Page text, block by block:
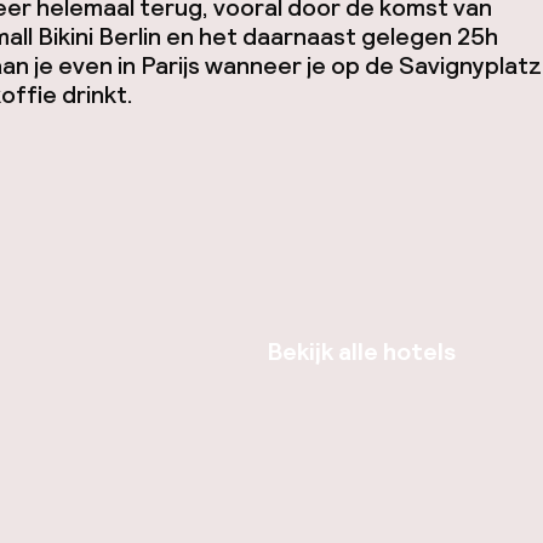
helemaal terug, vooral door de komst van
Bikini Berlin en het daarnaast gelegen 25h
je even in Parijs wanneer je op de Savignyplatz
drinkt.
Bekijk alle hotels